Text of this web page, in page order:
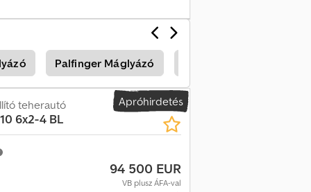
(2. tengely):10 000 kg,
, = További opciók és tartozékok
CD lejátszó - Napellenző -
konténerszállító (Bussi Group
- Kihúzható aláfutásgátló - Előkészítve
ZF 16 S 252 OD - 600 literes
= További információk =
10 516 cm³ Tengely-konfiguráció Első
Gumiprofil balra: 60%;
315/80 22.5; Ikergumizás;
bal külső: 70%; Gumiprofil jobb
Palfinger Máglyázó
Apróhirdetés
teherautó
6x2-4 BL
94 500 EUR
VB plusz ÁFA-val